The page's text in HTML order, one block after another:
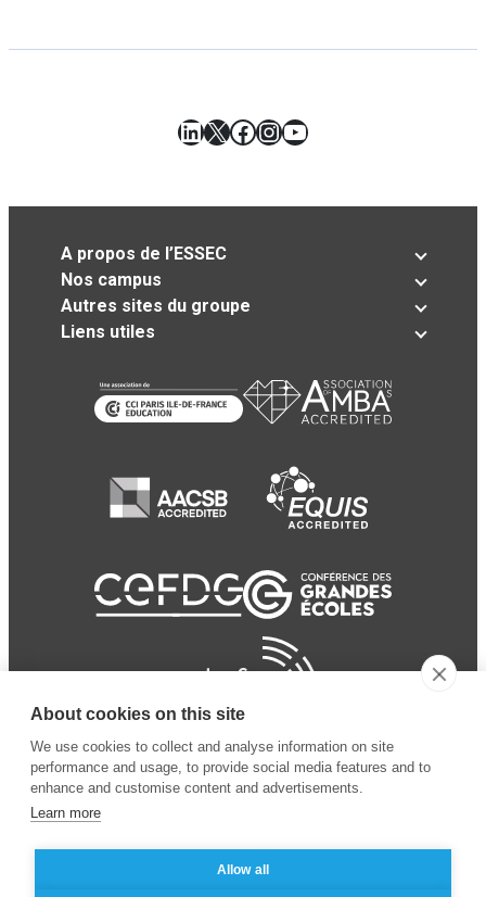
LinkedIn
X Facebook
Instagram
YouTube
A propos de l’ESSEC
Nos campus
Autres sites du groupe
Liens utiles
About cookies on this site
We use cookies to collect and analyse information on site
performance and usage, to provide social media features and to
enhance and customise content and advertisements.
Learn more
Allow all